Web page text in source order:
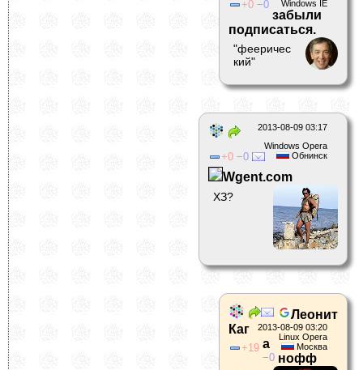
Windows IE
0 0
забыли
подписаться.
"фееричес
кий"
2013-08-09 03:17
Windows Opera
Обнинск
0 0
Wgent.com
ХЗ?
2013-08-09 03:20
Linux Opera
Москва
19
0
Леонит
Каг
а
нофф